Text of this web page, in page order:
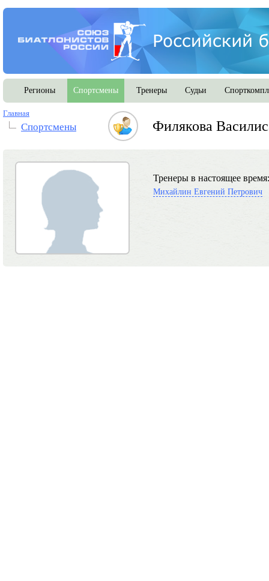
Регионы Спортсмены Тренеры Судьи
Главная
Спортсмены Филякова
Тренеры в настоящее время:
Михайлин Евгений Петрович